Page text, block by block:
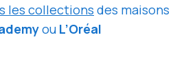
les collections des maisons
ou L’Oréal